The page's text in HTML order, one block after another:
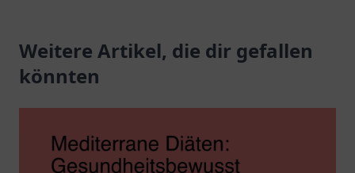
Weitere Artikel, die dir gefallen
könnten